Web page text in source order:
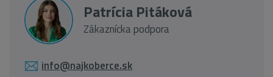
Patrícia Pitáková
Zákaznícka podpora
info@najkoberce.sk